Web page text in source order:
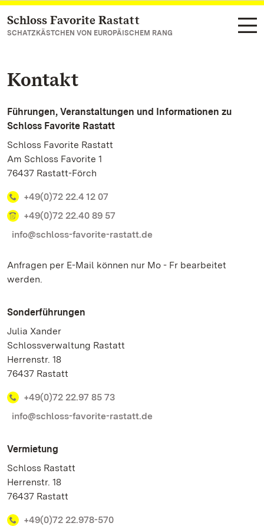
Zum Hauptinhalt springen
Schloss Favorite Rastatt
SCHATZKÄSTCHEN VON EUROPÄISCHEM RANG
Kontakt
Führungen, Veranstaltungen und Informationen zu
Schloss Favorite Rastatt
Schloss Favorite Rastatt
Am Schloss Favorite 1
76437 Rastatt-Förch
+49(0)72 22.4 12 07
+49(0)72 22.40 89 57
info@schloss-favorite-rastatt.de
Anfragen per E-Mail können nur Mo - Fr bearbeitet
werden.
Sonderführungen
Julia Xander
Schlossverwaltung Rastatt
Herrenstr. 18
76437 Rastatt
+49(0)72 22.97 85 73
info@schloss-favorite-rastatt.de
Vermietung
Schloss Rastatt
Herrenstr. 18
76437 Rastatt
+49(0)72 22.978-570